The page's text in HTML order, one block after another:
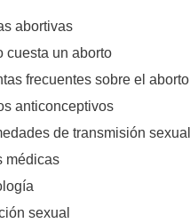
abortivas
cuesta un aborto
frecuentes sobre el aborto
anticonceptivos
de transmisión sexual
médicas
sexual